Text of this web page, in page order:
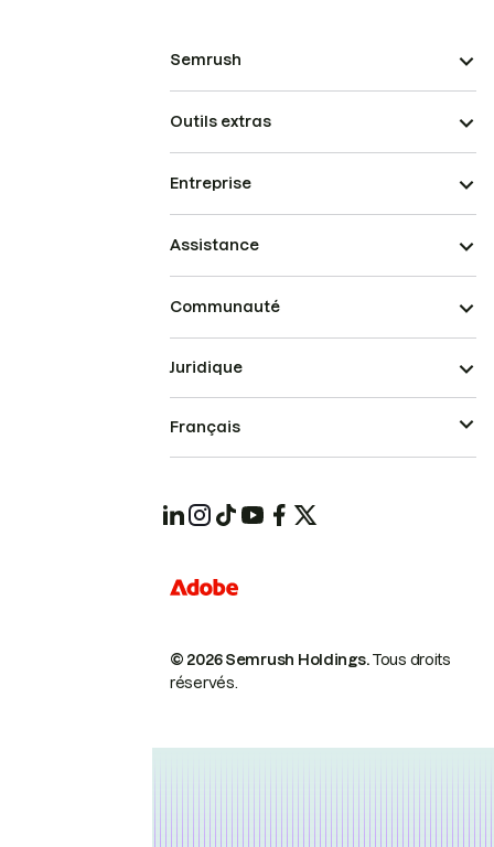
Semrush
Outils extras
Entreprise
Assistance
Communauté
© 2026 Semrush Holdings.Tous droits
réservés.
Juridique
Français